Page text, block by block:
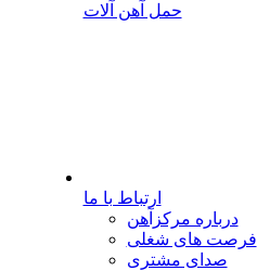
حمل آهن آلات
ارتباط با ما
درباره مرکزآهن
فرصت های شغلی
صدای مشتری